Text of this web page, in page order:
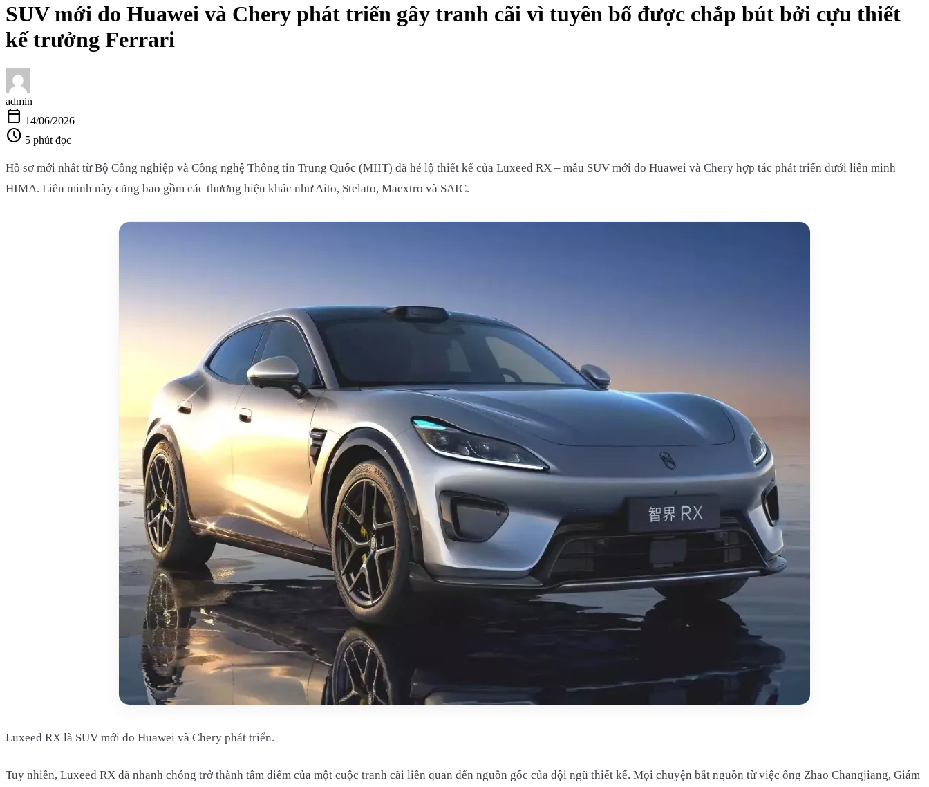
SUV mới do Huawei và Chery phát triển gây tranh cãi vì tuyên bố được chắp bút bởi cựu thiết
kế trưởng Ferrari
admin
calendar_today 14/06/2026
schedule 5 phút đọc
Hồ sơ mới nhất từ Bộ Công nghiệp và Công nghệ Thông tin Trung Quốc (MIIT) đã hé lộ thiết kế của Luxeed RX – mẫu SUV mới do Huawei và Chery hợp tác phát triển dưới liên minh
HIMA. Liên minh này cũng bao gồm các thương hiệu khác như Aito, Stelato, Maextro và SAIC.
Luxeed RX là SUV mới do Huawei và Chery phát triển.
Tuy nhiên, Luxeed RX đã nhanh chóng trở thành tâm điểm của một cuộc tranh cãi liên quan đến nguồn gốc của đội ngũ thiết kế. Mọi chuyện bắt nguồn từ việc ông Zhao Changjiang, Giám